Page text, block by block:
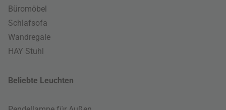
Büromöbel
Schlafsofa
Wandregale
HAY Stuhl
Beliebte Leuchten